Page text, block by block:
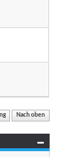
Nach oben